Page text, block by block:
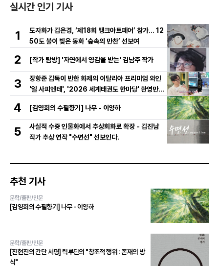
실시간 인기 기사
1
도자화가 김은경, ‘제18회 뱅크아트페어’ 참가… 12
50도 불이 빚은 동화 ‘숲속의 만찬’ 선보여
2 [작가 탐방] '자연에서 영감을 받는' 김남주 작가
3
장항준 감독이 반한 화제의 이탈리아 프리미엄 와인
'일 사피엔테', '2026 세계태권도 한마당' 환영만찬
4 [김영희의 수필향기] 나무 - 이양하
5
사실적 수중 인물화에서 추상회화로 확장 - 김진남
작가 추상 연작 "수면선" 선보인다.
추천 기사
문학/출판/인문
[김영희의 수필향기] 나무 - 이양하
문학/출판/인문
[진현진의 간단 서평] 릭루딘의 "창조적 행위 : 존재의 방
식"